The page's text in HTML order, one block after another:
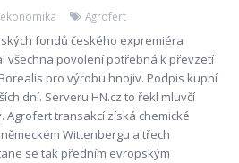
Agrofert
fondů českého expremiéra
všechna povolení potřebná k převzetí
pro výrobu hnojiv. Podpis kupní
dní. Serveru HN.cz to řekl mluvčí
Agrofert transakcí získá chemické
Wittenbergu a třech
se tak předním evropským